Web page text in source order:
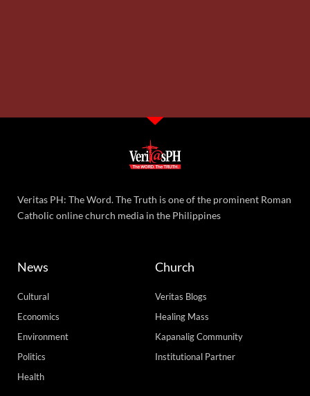
Veritas PH: The Word. The Truth is one of the prominent Roman
Catholic online church media in the Philippines
News
Cultural
Economics
Environment
Politics
Health
Church
Veritas Blogs
Healing Mass
Kapanalig Community
Institutional Partner